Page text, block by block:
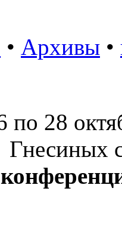
• Архивы •
по 28
Гнесиных